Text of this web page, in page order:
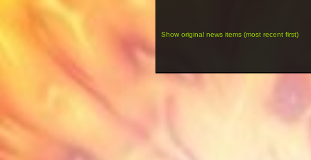
Show original news items (most recent first)